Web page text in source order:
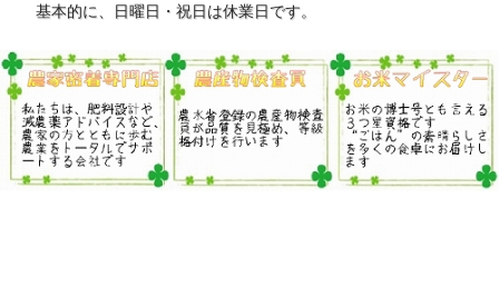
基本的に、日曜日・祝日は休業日です。